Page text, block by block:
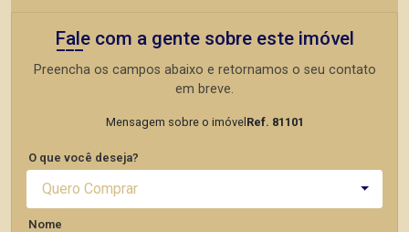
Fale com a gente sobre este imóvel
Preencha os campos abaixo e retornamos o seu contato
em breve.
Mensagem sobre o imóvel Ref. 81101
O que você deseja?
Quero Comprar
Nome